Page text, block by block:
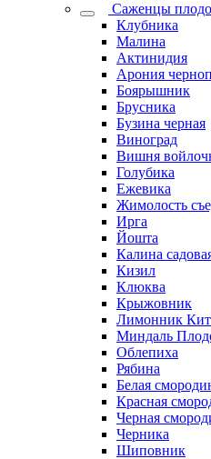
Саженцы
Клубника
Малина
Актинидия
Арония
Боярышник
Брусника
Бузина черная
Виноград
Вишня
Голубика
Ежевика
Жимолость
Ирга
Йошта
Калина
Кизил
Клюква
Крыжовник
Лимонник
Миндаль
Облепиха
Рябина
Белая
Красная
Черная
Черника
Шиповник